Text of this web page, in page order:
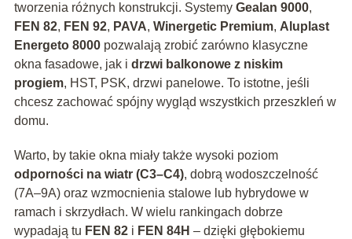
tworzenia różnych konstrukcji. Systemy Gealan 9000,
FEN 82, FEN 92, PAVA, Winergetic Premium, Aluplast
Energeto 8000pozwalają zrobić zarówno klasyczne
okna fasadowe, jak i drzwi balkonowe z niskim
progiem, HST, PSK, drzwi panelowe. To istotne, jeśli
chcesz zachować spójny wygląd wszystkich przeszkleń w
domu.
Warto, by takie okna miały także wysoki poziom
odporności na wiatr (C3–C4), dobrą wodoszczelność
(7A–9A) oraz wzmocnienia stalowe lub hybrydowe w
ramach i skrzydłach. W wielu rankingach dobrze
wypadają tu FEN 82i FEN 84H – dzięki głębokiemu